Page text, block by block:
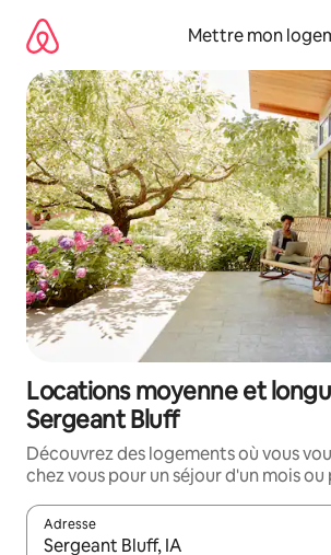
directement
contenu
Mettre mon
Locations moyenne et
Sergeant Bluff
Découvrez des logements où vous
chez vous pour un séjour d'un mois ou
Adresse
Lorsque les résultats s'affichent, utilisez